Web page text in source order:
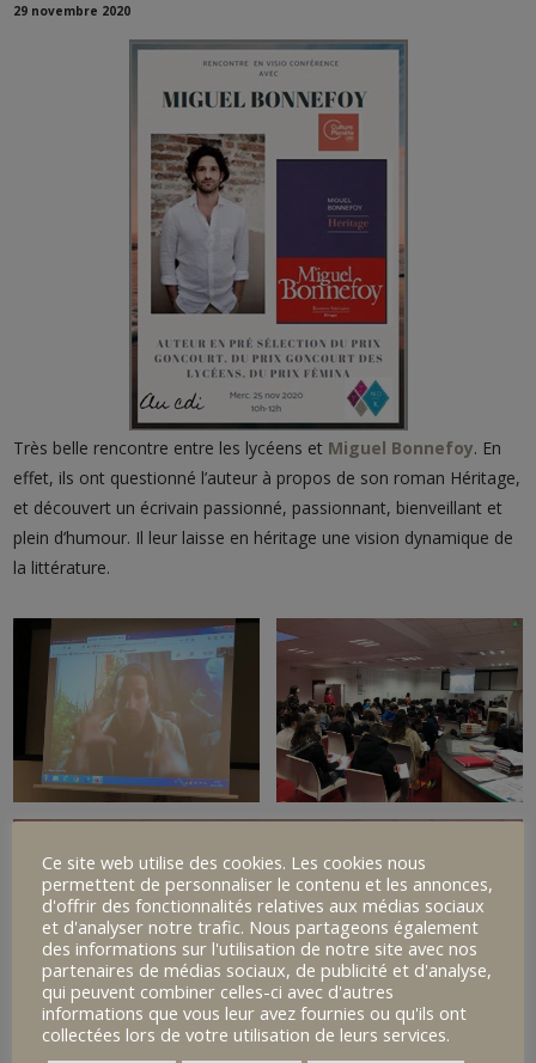
29 novembre 2020
Très belle rencontre entre les lycéens et Miguel Bonnefoy. En
effet, ils ont questionné l’auteur à propos de son roman Héritage,
et découvert un écrivain passionné, passionnant, bienveillant et
plein d’humour. Il leur laisse en héritage une vision dynamique de
la littérature.
Ce site web utilise des cookies. Les cookies nous
permettent de personnaliser le contenu et les annonces,
d'offrir des fonctionnalités relatives aux médias sociaux
et d'analyser notre trafic. Nous partageons également
des informations sur l'utilisation de notre site avec nos
partenaires de médias sociaux, de publicité et d'analyse,
qui peuvent combiner celles-ci avec d'autres
informations que vous leur avez fournies ou qu'ils ont
collectées lors de votre utilisation de leurs services.